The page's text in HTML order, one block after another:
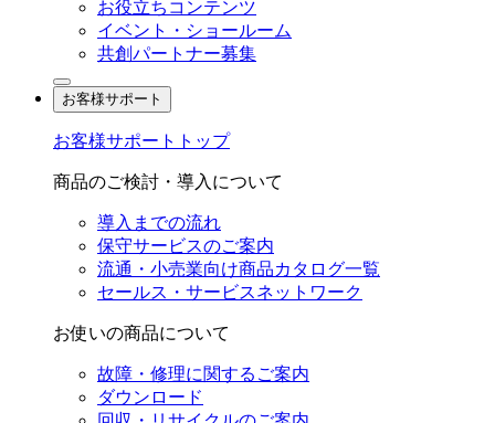
お役立ちコンテンツ
イベント・ショールーム
共創パートナー募集
お客様サポート
お客様サポートトップ
商品のご検討・導入について
導入までの流れ
保守サービスのご案内
流通・小売業向け商品カタログ一覧
セールス・サービスネットワーク
お使いの商品について
故障・修理に関するご案内
ダウンロード